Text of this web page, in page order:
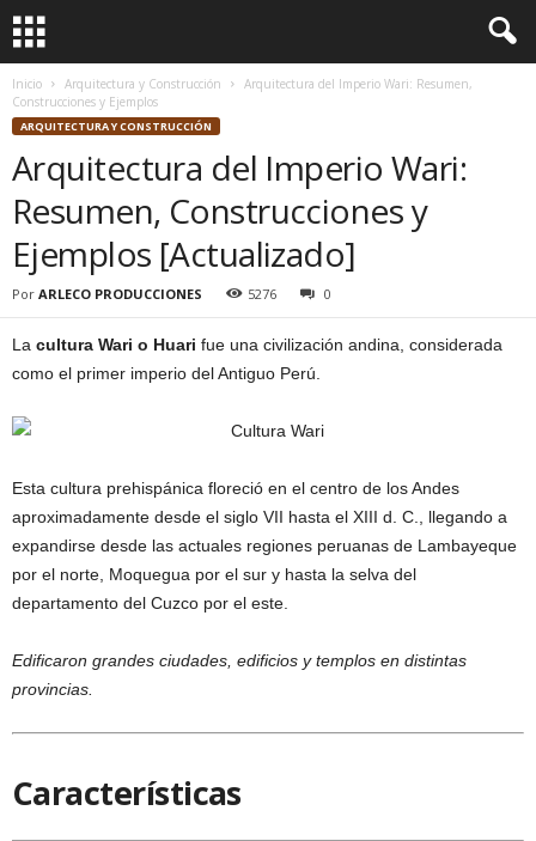
Inicio Arquitectura y Construcción
Arquitectura del Imperio Wari: Resumen,
Construcciones y Ejemplos
ARQUITECTURA Y CONSTRUCCIÓN
Arquitectura del Imperio Wari:
Resumen, Construcciones y
Ejemplos [Actualizado]
Por ARLECO PRODUCCIONES 5276 0
La cultura Wari o Huari fue una civilización andina, considerada
como el primer imperio del Antiguo Perú.
Esta cultura prehispánica floreció en el centro de los Andes
aproximadamente desde el siglo VII hasta el XIII d. C., llegando a
expandirse desde las actuales regiones peruanas de Lambayeque
por el norte, Moquegua por el sur y hasta la selva del
departamento del Cuzco por el este.
Edificaron grandes ciudades, edificios y templos en distintas
provincias.
Características